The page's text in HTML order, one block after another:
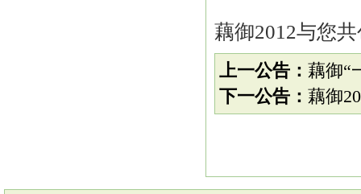
藕御2012与您
上一公告： 藕御“
下一公告： 藕御